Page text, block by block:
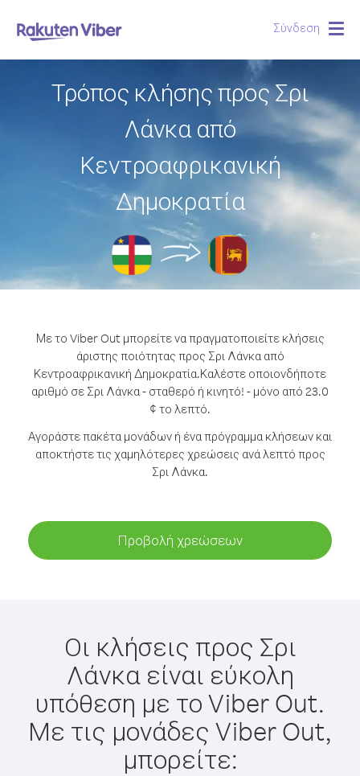
Σύνδεση
Τρόπος κλήσης προς Σρι
Λάνκα από
Κεντροαφρικανική
Δημοκρατία
Με το Viber Out μπορείτε να πραγματοποιείτε κλήσεις
άριστης ποιότητας προς Σρι Λάνκα από
Κεντροαφρικανική Δημοκρατία.Καλέστε οποιονδήποτε
αριθμό σε Σρι Λάνκα - σταθερό ή κινητό! - μόνο από 23.0
¢ το λεπτό.
Αγοράστε πακέτα μονάδων ή ένα πρόγραμμα κλήσεων και
αποκτήστε τις χαμηλότερες χρεώσεις ανά λεπτό προς
Σρι Λάνκα.
Προβολή χρεώσεων
Οι κλήσεις προς Σρι
Λάνκα είναι εύκολη
υπόθεση με το Viber Out.
Με τις μονάδες Viber Out,
μπορείτε: